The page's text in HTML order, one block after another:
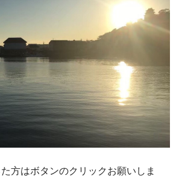
方はボタンのクリックお願いしま